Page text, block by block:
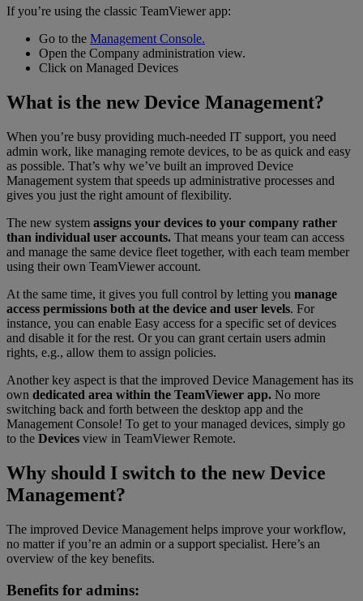
If you’re using the classic TeamViewer app:
Go to the Management Console.
Open the Company administration view.
Click on Managed Devices
What is the new Device Management?
When you’re busy providing much-needed IT support, you need
admin work, like managing remote devices, to be as quick and easy
as possible. That’s why we’ve built an improved Device
Management system that speeds up administrative processes and
gives you just the right amount of flexibility.
The new system assigns your devices to your company rather
than individual user accounts. That means your team can access
and manage the same device fleet together, with each team member
using their own TeamViewer account.
At the same time, it gives you full control by letting you manage
access permissions both at the device and user levels. For
instance, you can enable Easy access for a specific set of devices
and disable it for the rest. Or you can grant certain users admin
rights, e.g., allow them to assign policies.
Another key aspect is that the improved Device Management has its
own dedicated area within the TeamViewer app. No more
switching back and forth between the desktop app and the
Management Console! To get to your managed devices, simply go
to the Devices view in TeamViewer Remote.
Why should I switch to the new Device
Management?
The improved Device Management helps improve your workflow,
no matter if you’re an admin or a support specialist. Here’s an
overview of the key benefits.
Benefits for admins: